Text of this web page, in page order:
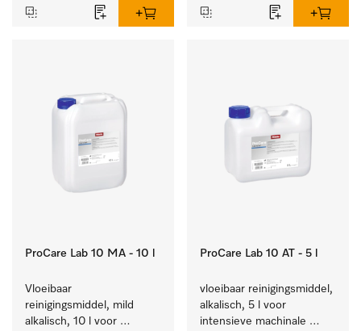
gerei.
ProCare Lab 10 MA - 10 l
Vloeibaar
reinigingsmiddel, mild
alkalisch, 10 l voor
ProCare Lab 10 AT - 5 l
vloeibaar reinigingsmiddel,
alkalisch, 5 l voor
intensieve machinale